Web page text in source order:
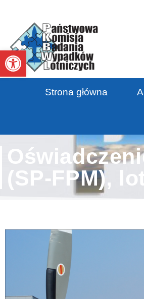
Otwórz pasek narzędzi
Strona główna
(SP-FPM),